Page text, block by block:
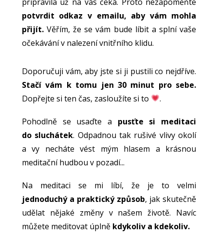
potvrdit odkaz v emailu, aby vám mohla
přijít.Věřím, že se vám bude líbit a splní vaše
očekávání v nalezení vnitřního klidu.
Doporučuji vám, aby jste si ji pustili co nejdříve.
Stačí vám k tomu jen 30 minut pro sebe.
Dopřejte si ten čas, zasloužíte si to
.
Pohodlně se usaďte a pusťte si meditaci
do sluchátek. Odpadnou tak rušivé vlivy okolí
a vy necháte vést mým hlasem a krásnou
meditační hudbou v pozadí...
Na meditaci se mi líbí, že je to velmi
jednoduchý a praktický způsob, jak skutečně
udělat nějaké změny v našem životě. Navíc
můžete meditovat úplně kdykoliv a kdekoliv.